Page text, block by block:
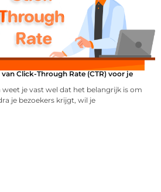
Click-Through Rate (CTR) voor je
je vast wel dat het belangrijk is om
je bezoekers krijgt, wil je